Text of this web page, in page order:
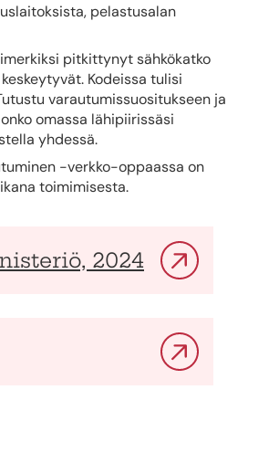
pelastusalan
pitkittynyt sähkökatko
Kodeissa tulisi
varautumissuositukseen ja
omassa lähipiirissäsi
yhdessä.
-verkko-oppaassa on
toimimisesta.
2024